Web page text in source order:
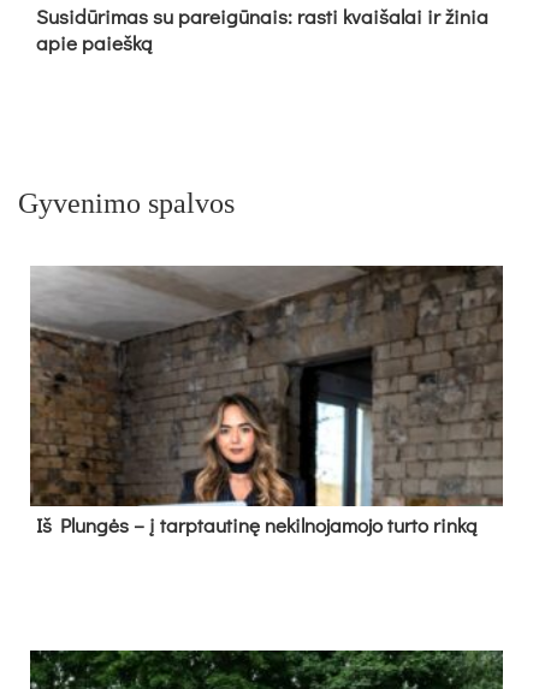
Su­si­dū­ri­mas su pa­rei­gū­nais: ras­ti kvai­ša­lai ir ži­nia
apie paieš­ką
Gyvenimo spalvos
Iš Plungės – į tarptautinę nekilnojamojo turto rinką